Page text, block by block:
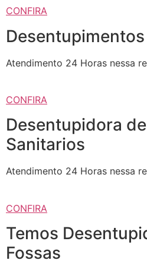
CONFIRA
Atendimento 24 Horas nessa
CONFIRA
Desentupidora
Sanitarios
Atendimento 24 Horas nessa
CONFIRA
Temos
Fossas